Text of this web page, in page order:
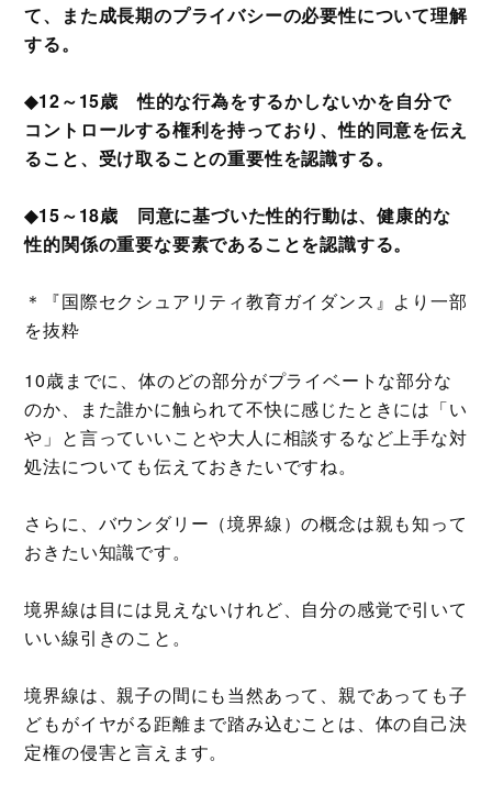
て、また成長期のプライバシーの必要性について理解
する。
◆12～15歳 性的な行為をするかしないかを自分で
コントロールする権利を持っており、性的同意を伝え
ること、受け取ることの重要性を認識する。
◆15～18歳 同意に基づいた性的行動は、健康的な
性的関係の重要な要素であることを認識する。
＊『国際セクシュアリティ教育ガイダンス』より一部
を抜粋
10歳までに、体のどの部分がプライベートな部分な
のか、また誰かに触られて不快に感じたときには「い
や」と言っていいことや大人に相談するなど上手な対
処法についても伝えておきたいですね。
さらに、バウンダリー（境界線）の概念は親も知って
おきたい知識です。
境界線は目には見えないけれど、自分の感覚で引いて
いい線引きのこと。
境界線は、親子の間にも当然あって、親であっても子
どもがイヤがる距離まで踏み込むことは、体の自己決
定権の侵害と言えます。